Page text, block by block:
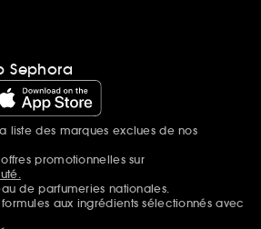
Sephora
liste des marques exclues de nos
promotionnelles sur
de parfumeries nationales.
aux ingrédients sélectionnés avec